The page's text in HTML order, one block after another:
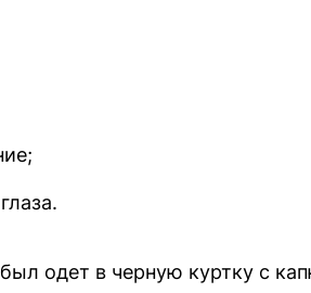
одет в черную куртку с